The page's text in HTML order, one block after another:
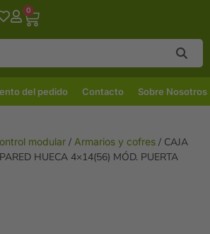
0
del pedido Contacto Sobre Nosotros
modular / Armarios y cofres / CAJA
HUECA 4×14(56) MÓD. PUERTA